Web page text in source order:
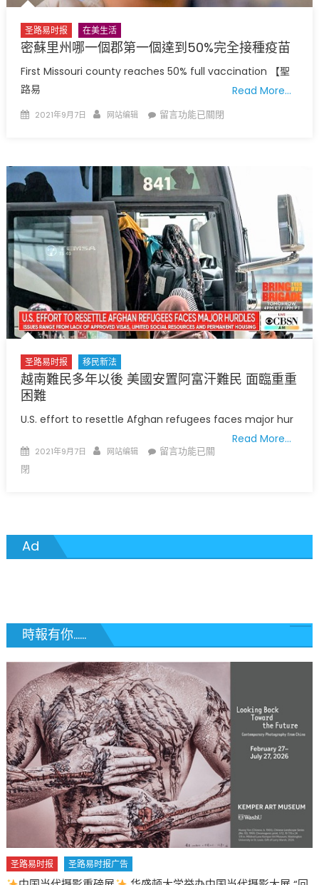
圣路易时报 在美生活
密蘇里州哪一個郡第一個達到50%完全接種疫苗
First Missouri county reaches 50% full vaccination 【聖
路易
Read More…
Posted
2021年9月7日 Author
网站编辑
在
州
哪
一
個
郡
第
一
個
達
到
50%
全
疫
中
留言功能已關閉
圣路易时报 移民新法
越南難民多年以後 美國安置阿富汗難民 面臨重重
困難
U.S. effort to resettle Afghan refugees faces major hur
Read More…
Posted
2021年9月7日 Author
网站编辑
在
多
置
阿
富
汗
難
民
面
臨
重
重
困
難〉
中
留言功能已關
閉
Ad
時報有你......
圣路易时报 圣路易时报广告